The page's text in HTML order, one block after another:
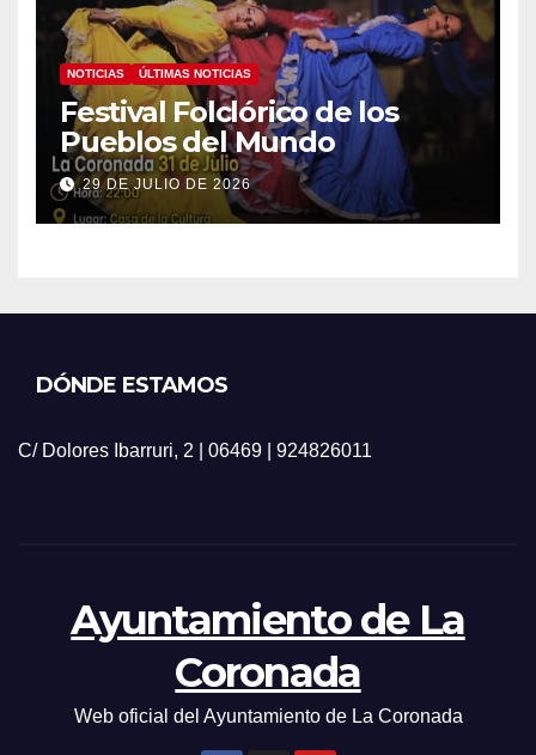
NOTICIAS ÚLTIMAS NOTICIAS
Festival Folclórico de los
Pueblos del Mundo
29 DE JULIO DE 2026
DÓNDE ESTAMOS
C/ Dolores Ibarruri, 2 | 06469 | 924826011
Ayuntamiento de La
Coronada
Web oficial del Ayuntamiento de La Coronada